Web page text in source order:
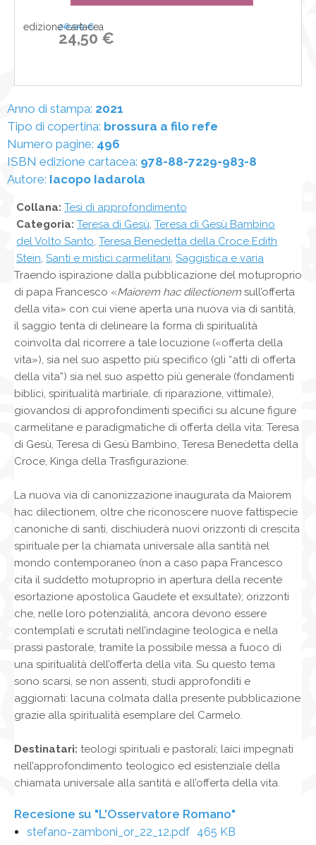
edizione cartacea
26,00 €
24,50 €
Anno di stampa: 2021
Tipo di copertina: brossura a filo refe
Numero pagine: 496
ISBN edizione cartacea: 978-88-7229-983-8
Autore: Iacopo Iadarola
Collana: Tesi di approfondimento
Categoria: Teresa di Gesù Teresa di Gesù Bambino
del Volto Santo Teresa Benedetta della Croce Edith
Stein Santi e mistici carmelitani Saggistica e varia
Traendo ispirazione dalla pubblicazione del motuproprio
di papa Francesco «Maiorem hac dilectionem sull’offerta
della vita» con cui viene aperta una nuova via di santità,
il saggio tenta di delineare la forma di spiritualità
coinvolta dal ricorrere a tale locuzione («offerta della
vita»), sia nel suo aspetto più specifico (gli “atti di offerta
della vita”) sia nel suo aspetto più generale (fondamenti
biblici, spiritualità martiriale, di riparazione, vittimale),
giovandosi di approfondimenti specifici su alcune figure
carmelitane e paradigmatiche di offerta della vita: Teresa
di Gesù, Teresa di Gesù Bambino, Teresa Benedetta della
Croce, Kinga della Trasfigurazione.
La nuova via di canonizzazione inaugurata da Maiorem
hac dilectionem, oltre che riconoscere nuove fattispecie
canoniche di santi, dischiuderà nuovi orizzonti di crescita
spirituale per la chiamata universale alla santità nel
mondo contemporaneo (non a caso papa Francesco
cita il suddetto motuproprio in apertura della recente
esortazione apostolica Gaudete et exsultate); orizzonti
che, nelle loro potenzialità, ancora devono essere
contemplati e scrutati nell’indagine teologica e nella
prassi pastorale, tramite la possibile messa a fuoco di
una spiritualità dell’offerta della vita. Su questo tema
sono scarsi, se non assenti, studi approfonditi e
aggiornati: lacuna colmata dalla presente pubblicazione
grazie alla spiritualità esemplare del Carmelo.
Destinatari: teologi spirituali e pastorali; laici impegnati
nell’approfondimento teologico ed esistenziale della
chiamata universale alla santità e all’offerta della vita.
Recesione su "L'Osservatore Romano"
stefano-zamboni_or_22_12.pdf 465 KB